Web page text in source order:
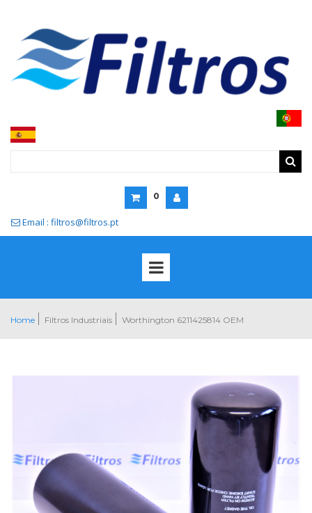
0
 Email : filtros@filtros.pt
Home Filtros Industriais Worthington 6211425814 OEM